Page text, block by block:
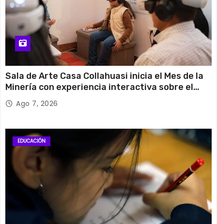
Sala de Arte Casa Collahuasi inicia el Mes de la
Minería con experiencia interactiva sobre el
cobreAgo 7, 2026
EDUCACIÓN